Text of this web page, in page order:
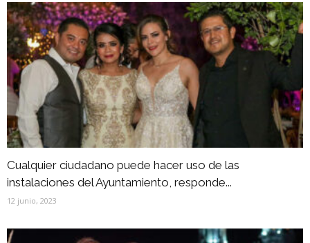
Cualquier ciudadano puede hacer uso de las
instalaciones del Ayuntamiento, responde...
12 junio, 2023